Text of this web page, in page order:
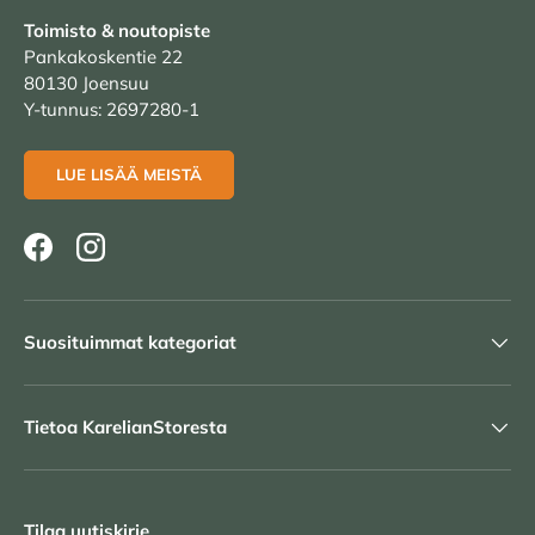
Toimisto & noutopiste
Pankakoskentie 22
80130 Joensuu
Y-tunnus: 2697280-1
LUE LISÄÄ MEISTÄ
FacebookInstagram
Suosituimmat kategoriat
Tietoa KarelianStoresta